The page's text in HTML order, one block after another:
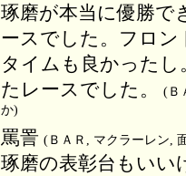
琢磨が本当に優勝で
ースでした。フロ
タイムも良かったし
たレースでした。
(Ｂ
か)
罵詈 (ＢＡＲ, マクラーレン,
琢磨の表彰台もいい